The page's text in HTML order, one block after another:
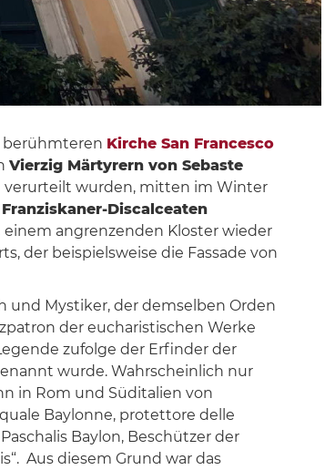
berühmteren Kirche San Francesco
Vierzig Märtyrern von Sebaste
verurteilt wurden, mitten im Winter
Franziskaner-Discalceaten
angrenzenden Kloster wieder
der beispielsweise die Fassade von
Mystiker, der demselben Orden
der eucharistischen Werke
zufolge der Erfinder der
wurde. Wahrscheinlich nur
in Rom und Süditalien von
Baylonne, protettore delle
Baylon, Beschützer der
Aus diesem Grund war das